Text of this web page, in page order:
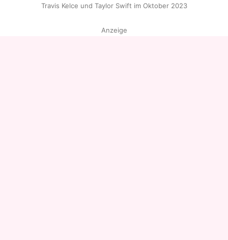
Travis Kelce und Taylor Swift im Oktober 2023
Anzeige